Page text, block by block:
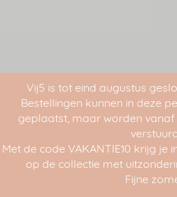
Vij5 is tot eind augustus
Bestellingen kunnen in deze
geplaatst, maar worden
Met de code VAKANTIE10 krijg je
op de collectie met
Fijne